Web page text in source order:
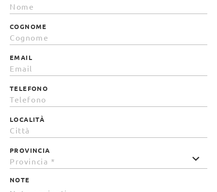
COGNOME
EMAIL
TELEFONO
LOCALITÀ
PROVINCIA
NOTE